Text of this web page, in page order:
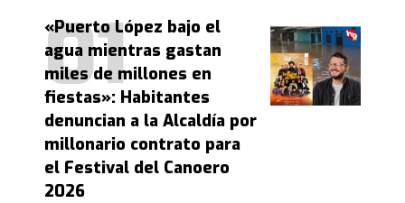
«Puerto López bajo el
agua mientras gastan
miles de millones en
fiestas»: Habitantes
denuncian a la Alcaldía por
millonario contrato para
el Festival del Canoero
2026